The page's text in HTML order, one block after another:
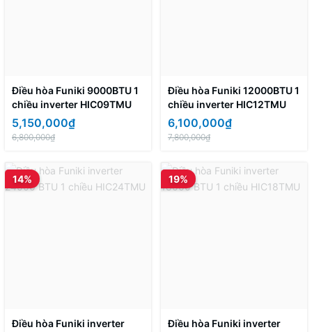
Điều hòa Funiki 9000BTU 1
chiều inverter HIC09TMU
5,150,000₫
6,800,000₫
Điều hòa Funiki 12000BTU 1
chiều inverter HIC12TMU
6,100,000₫
7,800,000₫
14%
Điều hòa Funiki inverter
19%
Điều hòa Funiki inverter